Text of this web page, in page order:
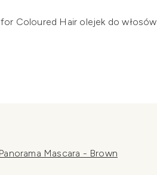
Coloured Hair olejek do włosów
Mascara - Brown